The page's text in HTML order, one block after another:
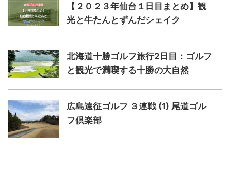
【２０２３年仙台１日目まとめ】観
光と牛たんとずんだシェイク
北海道十勝ゴルフ旅行2日目：ゴルフ
と観光で満喫する十勝の大自然
広島遠征ゴルフ ３連戦 (1) 尾道ゴル
フ倶楽部